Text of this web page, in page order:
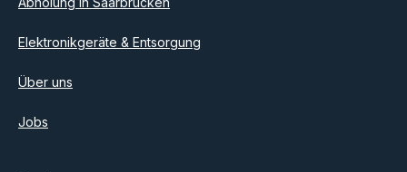
Elektronikgeräte & Entsorgung
Über uns
Jobs